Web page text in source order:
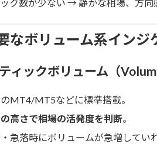
ク数が少ない → 静かな相場、方向
なボリューム系イン
ィックボリューム（
MT4/MT5などに標準搭載。
高さで相場の活発度を判断。
急落時にボリュームが急増してい